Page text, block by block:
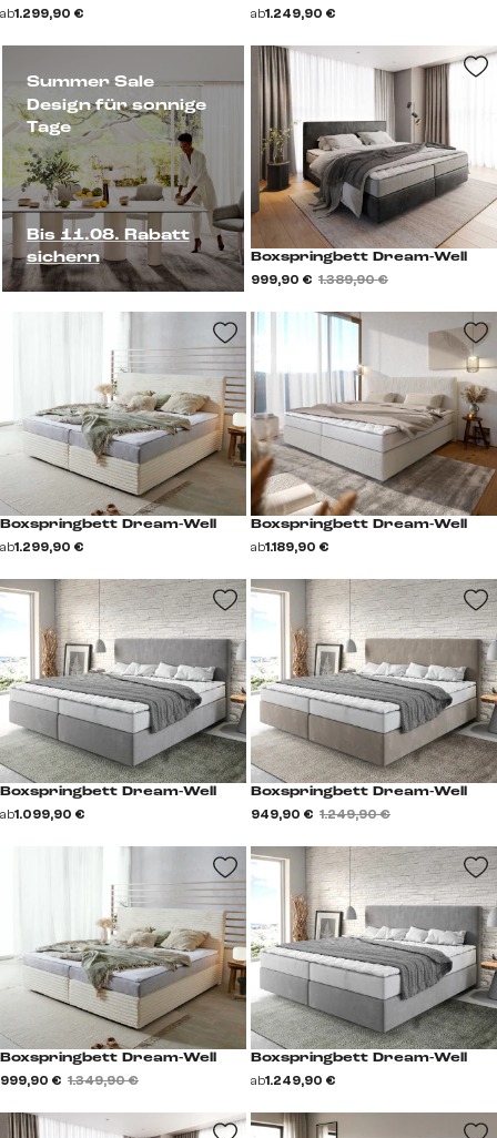
Summer Sale
Design für sonnige
Tage
Bis 11.08. Rabatt
sichern
ab1.299,90 € ab1.249,90 €
Boxspringbett Dream-Well
999,90 € 1.389,90 €
Boxspringbett Dream-Well
ab1.299,90 €
Boxspringbett Dream-Well
ab1.189,90 €
Boxspringbett Dream-Well
ab1.099,90 €
Boxspringbett Dream-Well
949,90 € 1.249,90 €
Boxspringbett Dream-Well
999,90 € 1.349,90 €
Boxspringbett Dream-Well
ab1.249,90 €